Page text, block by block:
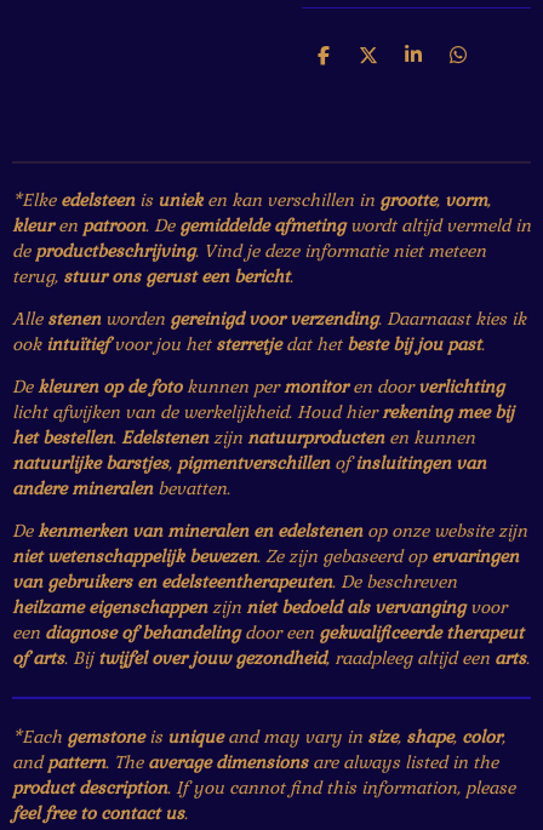
D
D
S
D
*Elke edelsteenis unieken kan verschillen in grootte, vorm,
kleuren patroon. De gemiddelde afmetingwordt altijd vermeld in
de productbeschrijving. Vind je deze informatie niet meteen
terug, stuur ons gerust een bericht.
Alle stenenworden gereinigd voor verzending. Daarnaast kies ik
ook intuïtiefvoor jou het sterretjedat het beste bij jou past.
Dekleuren op de fotokunnen permonitoren doorverlichting
licht afwijken van de werkelijkheid. Houd hierrekening mee bij
het bestellen. Edelstenenzijn natuurproductenen kunnen
natuurlijke barstjes, pigmentverschillenofinsluitingen van
andere mineralenbevatten.
Dekenmerken van mineralen en edelstenenop onze website zijn
niet wetenschappelijk bewezen. Ze zijn gebaseerd op ervaringen
van gebruikers en edelsteentherapeuten. De beschreven
heilzame eigenschappenzijn niet bedoeld als vervangingvoor
een diagnose of behandelingdoor een gekwalificeerde therapeut
of arts. Bijtwijfel over jouw gezondheid, raadpleeg altijd een arts.
*Each gemstoneis uniqueand may vary in size, shape, color,
andpattern. The average dimensionsare always listed in the
product description. If you cannot find this information, please
feel free to contact us.